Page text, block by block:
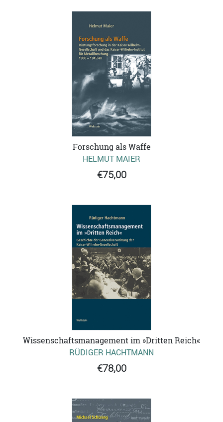
Forschung als Waffe
HELMUT MAIER
€75,00
Wissenschaftsmanagement im »Dritten Reich«
RÜDIGER HACHTMANN
€78,00